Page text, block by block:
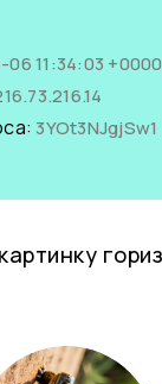
11:34:03 +0000
3YOt3NJgjSw1